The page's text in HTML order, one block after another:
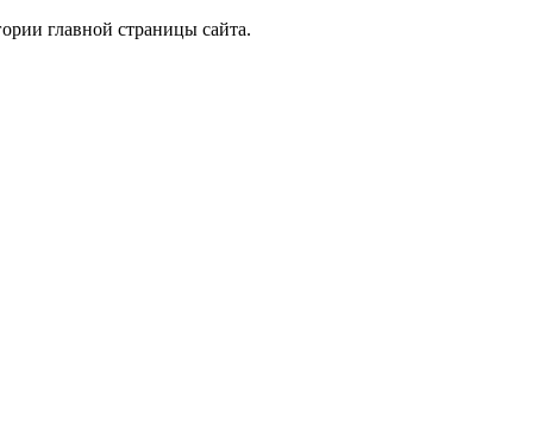
главной страницы сайта.